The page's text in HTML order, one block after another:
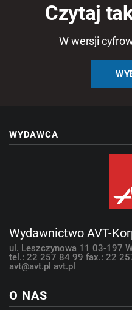
Czytaj
W wersji
WYDAWCA
Wydawnictwo AVT-
ul. Leszczynowa 11 03-197
tel.: 22 257 84 99 fax.: 22
avt@avt.pl avt.pl
O NAS